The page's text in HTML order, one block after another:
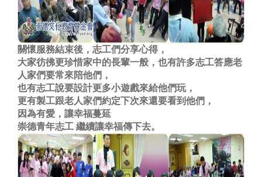
關懷服務結束後，志工們分享心得，
大家彷彿更珍惜家中的長輩一般，也有許多志工答應老
人家們要常來陪他們，
也有志工說要設計更多小遊戲來給他們玩，
更有製工跟老人家們約定下次來還要看到他們，
因為有愛，讓幸福蔓延
崇德青年志工 繼續讓幸福傳下去。